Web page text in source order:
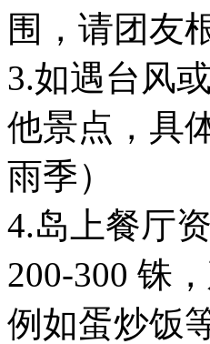
围，请团友
3.如遇台风
他景点，具
雨季）
4.岛上餐厅
200-300 铢
例如蛋炒饭